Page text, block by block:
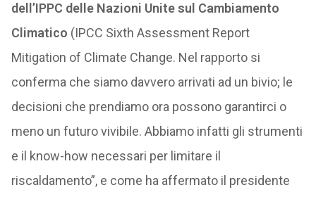
dell’IPPC delle Nazioni Unite sul Cambiamento
Climatico (IPCC Sixth Assessment Report
Mitigation of Climate Change. Nel rapporto si
conferma che siamo davvero arrivati ad un bivio; le
decisioni che prendiamo ora possono garantirci o
meno un futuro vivibile. Abbiamo infatti gli strumenti
e il know-how necessari per limitare il
riscaldamento”, e come ha affermato il presidente